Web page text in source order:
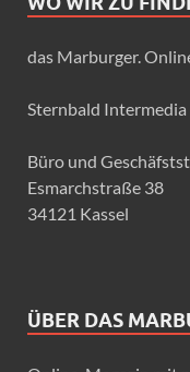
das Marburger.
Sternbald Intermedia
Büro und
Esmarchstraße 38
34121 Kassel
ÜBER DAS